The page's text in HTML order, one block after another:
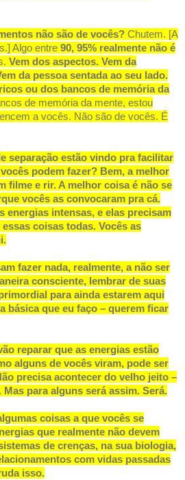
não são de vocês? Chutem. [A
Algo entre 90, 95% realmente não é
Vem dos aspectos. Vem da
da pessoa sentada ao seu lado.
ou dos bancos de memória da
de memória da mente, estou
a vocês. Não são de vocês. É
separação estão vindo pra facilitar
podem fazer? Bem, a melhor
filme e rir. A melhor coisa é não se
vocês as convocaram pra cá.
energias intensas, e elas precisam
coisas todas. Vocês as
fazer nada, realmente, a não ser
consciente, lembrar de suas
para ainda estarem aqui
básica que eu faço – querem ficar
reparar que as energias estão
alguns de vocês viram, pode ser
precisa acontecer do velho jeito –
para alguns será assim. Será.
coisas a que vocês se
que realmente não devem
de crenças, na sua biologia,
com vidas passadas
isso.